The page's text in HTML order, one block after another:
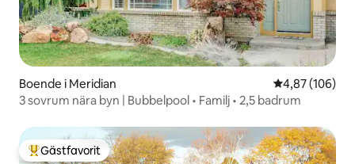
Boende i Meridian 4,87 av 5 i
4,87 (106)
3 sovrum nära byn | Bubbelpool • Familj • 2,5 badrum
Populär gästfavorit
Gästfavorit